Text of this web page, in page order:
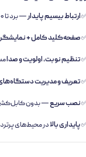
ارتباط بیسیم پایدار— برد تا ۱۰۰ متر و بیشتر بسته به محیط
صفحه‌کلید کامل + نمایشگر
تنظیم نوبت، اولویت و صدا
تعریف و مدیریت دستگاه‌های
نصب سریع— بدون
پایداری بالادر محیط‌های